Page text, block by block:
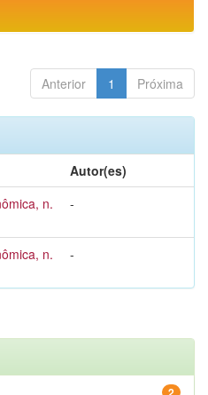
Anterior 1 Próxima
Autor(es)
n.
-
n.
-